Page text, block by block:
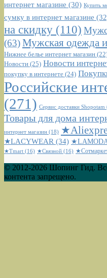
интернет магазине (30) Купить
сумку в интернет магазине
на скидку (110)
(63)Мужская одежда
Нижнее белье интернет магазин
Новости (25) Новости
покупку в интернете (24)
Российские
(271) Сервис доставки Shopotam
Товары для дома
интернет магазин (18)
★LACYWEAR (34)
★Tmart (16) ★Связной (16)
© 2012-2026 Шопинг Гид.
контента запрещено.